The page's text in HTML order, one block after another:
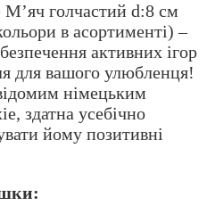
голчастий d:8 см
в асортименті) –
активних ігор
для вашого улюбленця!
німецьким
здатна усебічно
йому позитивні